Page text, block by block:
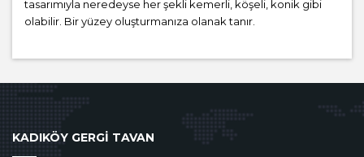
tasarımıyla neredeyse her şekli kemerli, köşeli, konik gibi
olabilir. Bir yüzey oluşturmanıza olanak tanır.
KADIKÖY GERGİ TAVAN